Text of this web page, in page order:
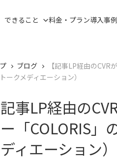
できること 料金・プラン導入事例
ブログ
【記事LP経由の
ークメディエーション）
記事LP経由の
「COLORIS」
ィエーション）